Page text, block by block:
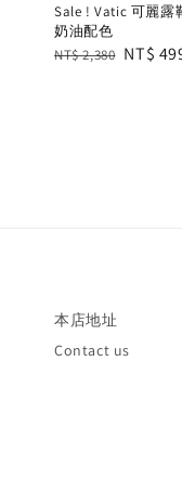
Sale ! Vatic 可麗露
奶油配色
Regular
NT$ 2,380 Sale
NT$
本店地址
Contact us